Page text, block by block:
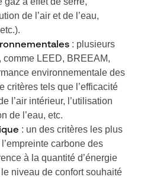
de l’air et de l’eau,
: plusieurs
comme LEED, BREEAM,
environnementale des
critères tels que l’efficacité
l’air intérieur, l’utilisation
de l’eau, etc.
: un des critères les plus
carbone des
à la quantité d’énergie
niveau de confort souhaité